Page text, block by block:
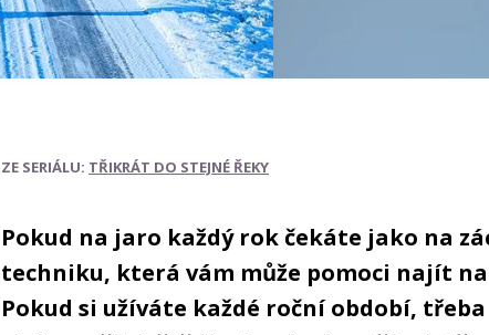
ZE SERIÁLU: TŘIKRÁT DO STEJNÉ ŘEKY
Pokud na jaro každý rok čekáte jako na
techniku, která vám může pomoci najít
Pokud si užíváte každé roční období,